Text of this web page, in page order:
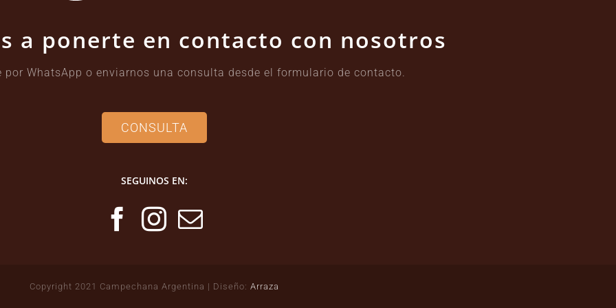
a ponerte en contacto con nosotros
por WhatsApp o enviarnos una consulta desde el formulario de contacto.
CONSULTA
SEGUINOS EN:
Copyright 2021 Campechana Argentina | Diseño: Arraza